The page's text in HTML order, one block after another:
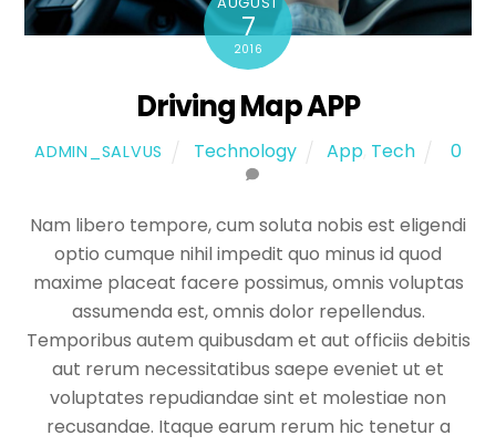
7
2016
Driving Map APP
ADMIN_SALVUS Technology App Tech 0
Nam libero tempore, cum soluta nobis est eligendi
optio cumque nihil impedit quo minus id quod
maxime placeat facere possimus, omnis voluptas
assumenda est, omnis dolor repellendus.
Temporibus autem quibusdam et aut officiis debitis
aut rerum necessitatibus saepe eveniet ut et
voluptates repudiandae sint et molestiae non
recusandae. Itaque earum rerum hic tenetur a